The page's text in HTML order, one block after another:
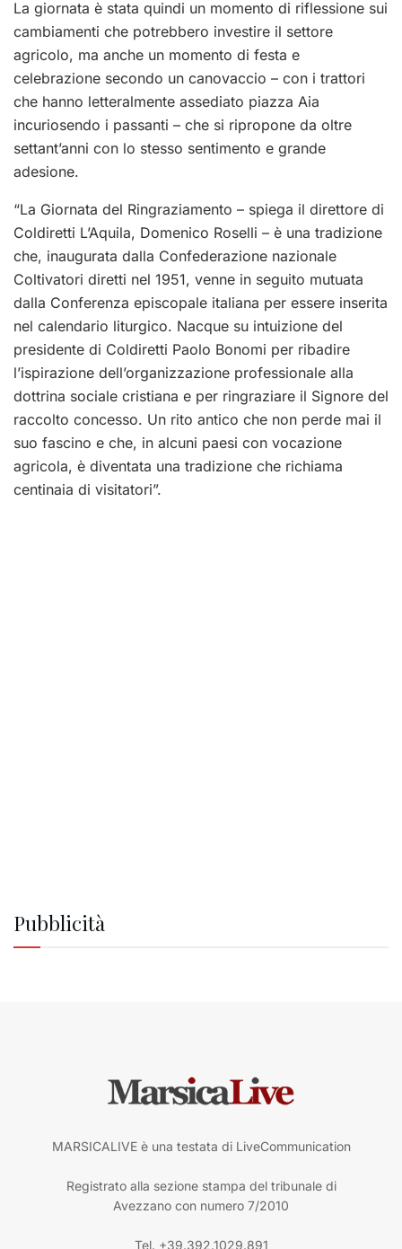
La giornata è stata quindi un momento di riflessione sui
cambiamenti che potrebbero investire il settore
agricolo, ma anche un momento di festa e
celebrazione secondo un canovaccio – con i trattori
che hanno letteralmente assediato piazza Aia
incuriosendo i passanti – che si ripropone da oltre
settant’anni con lo stesso sentimento e grande
adesione.
“La Giornata del Ringraziamento – spiega il direttore di
Coldiretti L’Aquila, Domenico Roselli – è una tradizione
che, inaugurata dalla Confederazione nazionale
Coltivatori diretti nel 1951, venne in seguito mutuata
dalla Conferenza episcopale italiana per essere inserita
nel calendario liturgico. Nacque su intuizione del
presidente di Coldiretti Paolo Bonomi per ribadire
l’ispirazione dell’organizzazione professionale alla
dottrina sociale cristiana e per ringraziare il Signore del
raccolto concesso. Un rito antico che non perde mai il
suo fascino e che, in alcuni paesi con vocazione
agricola, è diventata una tradizione che richiama
centinaia di visitatori”.
Pubblicità
MARSICALIVE è una testata di LiveCommunication
Registrato alla sezione stampa del tribunale di
Avezzano con numero 7/2010
Tel. +39.392.1029.891